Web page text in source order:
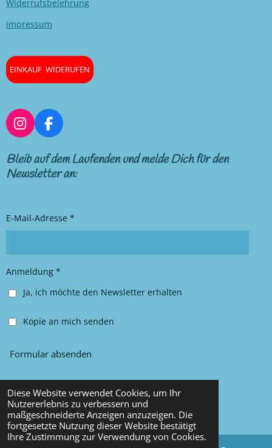
Diese Website verwendet Cookies, um Ihr
Nutzererlebnis zu verbessern und
maßgeschneiderte Anzeigen anzuzeigen. Die
fortgesetzte Nutzung dieser Website bestätigt
Ihre Zustimmung zur Verwendung von Cookies.
Widerrufsbelehrung
Impressum
EINKAUF WIDERUFEN
I
n
s
t
a
a
F
a
c
e
b
k
Bleib auf dem Laufenden und melde Dich für den
Newsletter an:
E-Mail-Adresse *
Anmeldung *
Ja, ich möchte den Newsletter erhalten
Kopie an mich senden
Formular absenden
© 2025 Chancy Kleidung
Mit Unterstützung vonWebador